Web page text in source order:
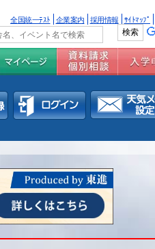
全国統一ﾃｽﾄ 企業案内 採用情報 ｻｲﾄﾏｯﾌﾟ